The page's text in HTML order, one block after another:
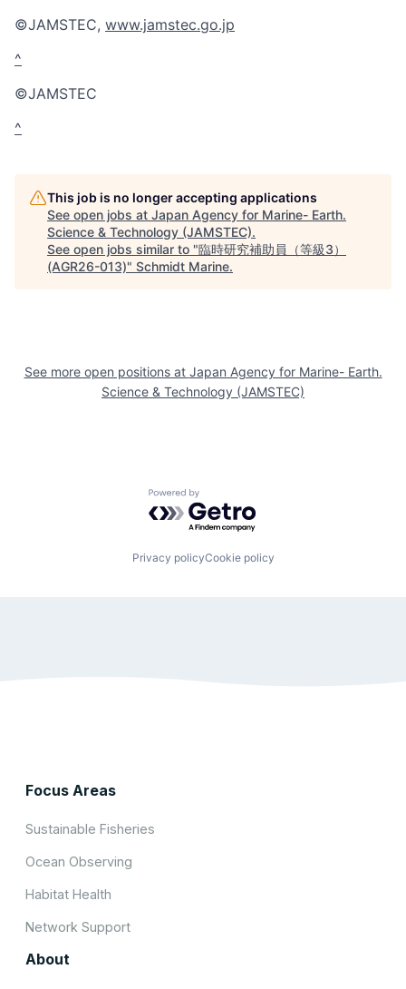
©JAMSTEC, www.jamstec.go.jp
^
©JAMSTEC
^
This job is no longer accepting applications
See open jobs at Japan Agency for Marine- Earth.
Science & Technology (JAMSTEC).
See open jobs similar to "臨時研究補助員（等級3）
(AGR26-013)" Schmidt Marine.
See more open positions at Japan Agency for Marine- Earth.
Science & Technology (JAMSTEC)
Powered by Getro.com
Privacy policyCookie policy
Focus Areas
Sustainable Fisheries
Ocean Observing
Habitat Health
Network Support
About